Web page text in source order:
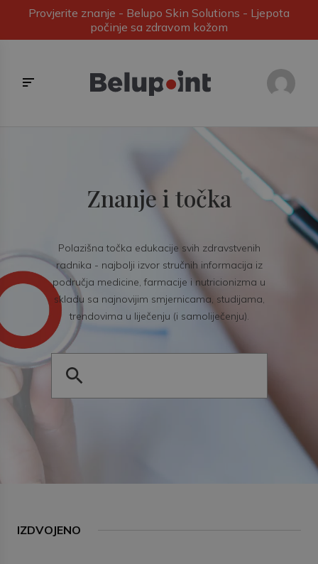
Provjerite znanje - Belupo Skin Solutions - Ljepota
počinje sa zdravom kožom
Znanje i točka
Polazišna točka edukacije svih zdravstvenih
radnika - najbolji izvor stručnih informacija iz
područja medicine, farmacije i nutricionizma u
skladu sa najnovijim smjernicama, studijama,
trendovima u liječenju (i samoliječenju).
IZDVOJENO